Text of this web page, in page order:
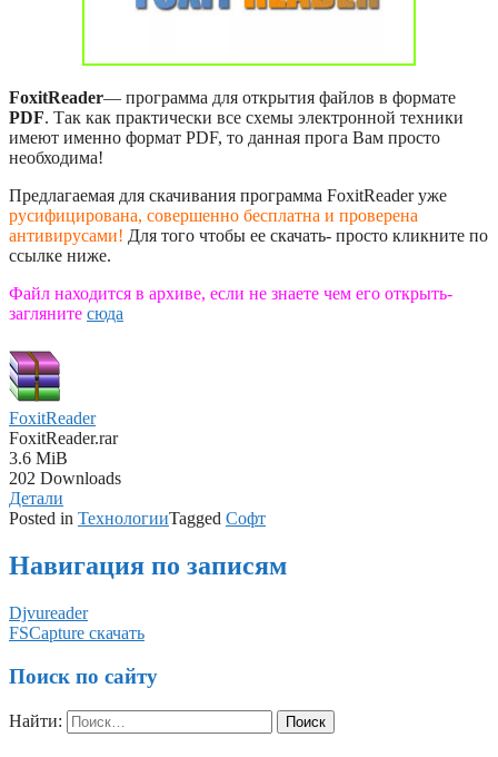
FoxitReader— программа для открытия файлов в формате
PDF. Так как практически все схемы электронной техники
имеют именно формат PDF, то данная прога Вам просто
необходима!
Предлагаемая для скачивания программа FoxitReader уже
русифицирована, совершенно бесплатна и проверена
антивирусами! Для того чтобы ее скачать- просто кликните по
ссылке ниже.
Файл находится в архиве, если не знаете чем его открыть-
загляните сюда
FoxitReader
FoxitReader.rar
3.6 MiB
202 Downloads
Детали
Posted in ТехнологииTagged Софт
Навигация по записям
Djvureader
FSCapture скачать
Поиск по сайту
Найти: